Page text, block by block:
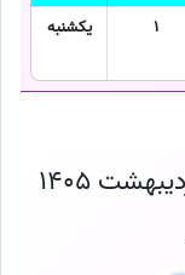
1 یکشنبه
فال قهوه روزانه امروز 25 اردیبهشت 1405